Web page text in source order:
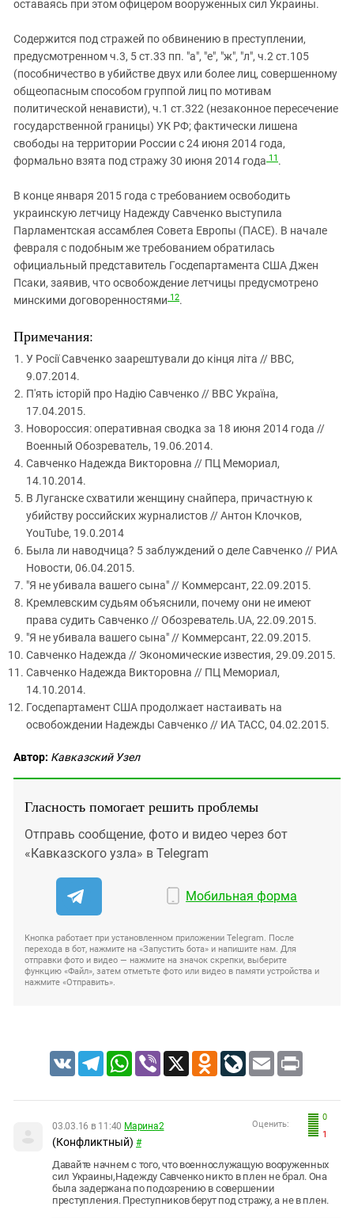
оставаясь при этом офицером вооруженных сил Украины.
Содержится под стражей по обвинению в преступлении,
предусмотренном ч.3, 5 ст.33 пп. "а", "е", "ж", "л", ч.2 ст.105
(пособничество в убийстве двух или более лиц, совершенному
общеопасным способом группой лиц по мотивам
политической ненависти), ч.1 ст.322 (незаконное пересечение
государственной границы) УК РФ; фактически лишена
свободы на территории России с 24 июня 2014 года,
формально взята под стражу 30 июня 2014 года 11 .
В конце января 2015 года с требованием освободить
украинскую летчицу Надежду Савченко выступила
Парламентская ассамблея Совета Европы (ПАСЕ). В начале
февраля с подобным же требованием обратилась
официальный представитель Госдепартамента США Джен
Псаки, заявив, что освобождение летчицы предусмотрено
минскими договоренностями 12.
Примечания:
У Росії Савченко заарештували до кінця літа // BBC,
9.07.2014.
П'ять історій про Надію Савченко // ВВС Україна,
17.04.2015.
Новороссия: оперативная сводка за 18 июня 2014 года //
Военный Обозреватель, 19.06.2014.
Савченко Надежда Викторовна // ПЦ Мемориал,
14.10.2014.
В Луганске схватили женщину снайпера, причастную к
убийству российских журналистов // Антон Клочков,
YouTube, 19.0.2014
Была ли наводчица? 5 заблуждений о деле Савченко // РИА
Новости, 06.04.2015.
"Я не убивала вашего сына" // Коммерсант, 22.09.2015.
Кремлевским судьям объяснили, почему они не имеют
права судить Савченко // Обозреватель.UA, 22.09.2015.
"Я не убивала вашего сына" // Коммерсант, 22.09.2015.
Савченко Надежда // Экономические известия, 29.09.2015.
Савченко Надежда Викторовна // ПЦ Мемориал,
14.10.2014.
Госдепартамент США продолжает настаивать на
освобождении Надежды Савченко // ИА ТАСС, 04.02.2015.
Автор: Кавказский Узел
Гласность помогает решить проблемы
Отправь сообщение, фото и видео через бот
«Кавказского узла» в Telegram
Мобильная форма
Кнопка работает при установленном приложении Telegram. После
перехода в бот, нажмите на «Запустить бота» и напишите нам. Для
отправки фото и видео — нажмите на значок скрепки, выберите
функцию «Файл», затем отметьте фото или видео в памяти устройства и
нажмите «Отправить».
VK TelegramWhatsApp
Viber X Odnoklassniki
LiveJournal
Email Print
0
1
Оценить:
03.03.16 в 11:40 Марина2
(Конфликтный) #
Давайте начнем с того, что военнослужащую вооруженных
сил Украины,Надежду Савченко никто в плен не брал. Она
была задержана по подозрению в совершении
преступления. Преступников берут под стражу, а не в плен.